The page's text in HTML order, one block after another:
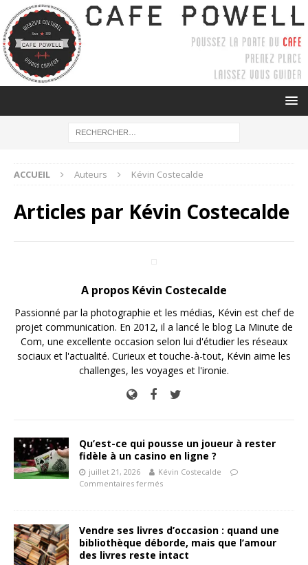
ACCUEIL Auteurs Kévin Costecalde
Articles par Kévin Costecalde
A propos Kévin Costecalde
Passionné par la photographie et les médias, Kévin est chef de
projet communication. En 2012, il a lancé le blog La Minute de
Com, une excellente occasion selon lui d'étudier les réseaux
sociaux et l'actualité. Curieux et touche-à-tout, Kévin aime les
challenges, les voyages et l'ironie.
Qu’est-ce qui pousse un joueur à rester
fidèle à un casino en ligne ?
juillet 21, 2026
Kévin Costecalde
Commentaires fermés
Vendre ses livres d’occasion : quand une
bibliothèque déborde, mais que l’amour
des livres reste intact